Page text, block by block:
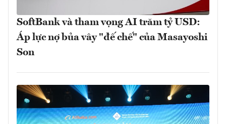
SoftBank và tham vọng AI trăm tỷ USD:
Áp lực nợ bủa vây "đế chế" của Masayoshi
Son